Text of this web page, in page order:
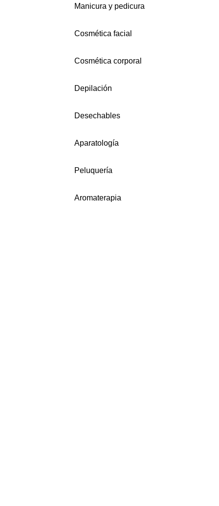
Manicura y pedicura
Cosmética facial
Cosmética corporal
Depilación
Desechables
Aparatología
Peluquería
Aromaterapia